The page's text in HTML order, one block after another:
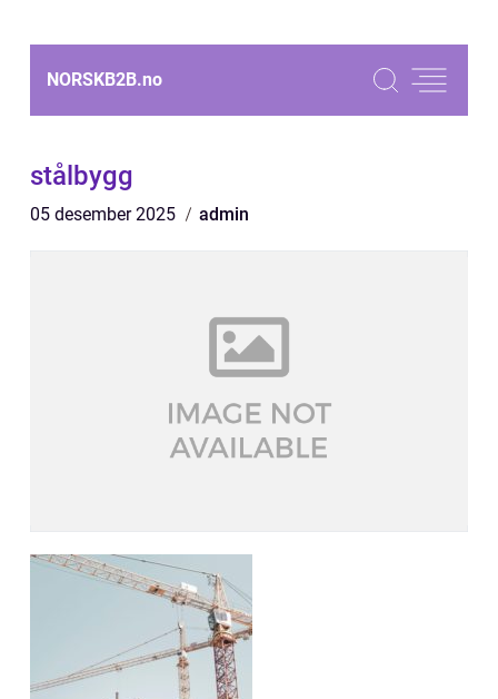
NORSKB2B.no
stålbygg
05 desember 2025 admin